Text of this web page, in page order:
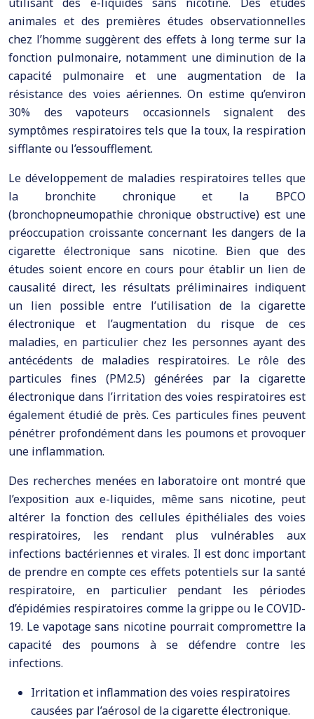
animales et des premières études observationnelles
chez l’homme suggèrent des effets à long terme sur la
fonction pulmonaire, notamment une diminution de la
capacité pulmonaire et une augmentation de la
résistance des voies aériennes. On estime qu’environ
30% des vapoteurs occasionnels signalent des
symptômes respiratoires tels que la toux, la respiration
sifflante ou l’essoufflement.
Le développement de maladies respiratoires telles que
la bronchite chronique et la BPCO
(bronchopneumopathie chronique obstructive) est une
préoccupation croissante concernant les dangers de la
cigarette électronique sans nicotine. Bien que des
études soient encore en cours pour établir un lien de
causalité direct, les résultats préliminaires indiquent
un lien possible entre l’utilisation de la cigarette
électronique et l’augmentation du risque de ces
maladies, en particulier chez les personnes ayant des
antécédents de maladies respiratoires. Le rôle des
particules fines (PM2.5) générées par la cigarette
électronique dans l’irritation des voies respiratoires est
également étudié de près. Ces particules fines peuvent
pénétrer profondément dans les poumons et provoquer
une inflammation.
Des recherches menées en laboratoire ont montré que
l’exposition aux e-liquides, même sans nicotine, peut
altérer la fonction des cellules épithéliales des voies
respiratoires, les rendant plus vulnérables aux
infections bactériennes et virales. Il est donc important
de prendre en compte ces effets potentiels sur la santé
respiratoire, en particulier pendant les périodes
d’épidémies respiratoires comme la grippe ou le COVID-
19. Le vapotage sans nicotine pourrait compromettre la
capacité des poumons à se défendre contre les
infections.
Irritation et inflammation des voies respiratoires
causées par l’aérosol de la cigarette électronique.